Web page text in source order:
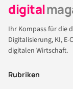
digital
Ihr Kompass für die
Digitalisierung, KI,
digitalen Wirtschaft.
Rubriken